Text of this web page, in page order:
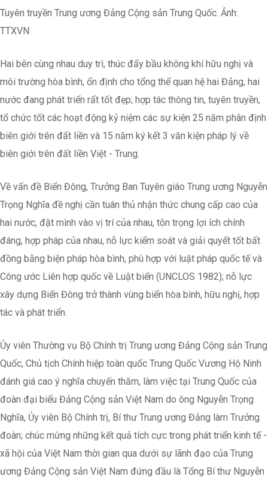
Tuyên truyền Trung ương Đảng Cộng sản Trung Quốc. Ảnh:
TTXVN
Hai bên cùng nhau duy trì, thúc đẩy bầu không khí hữu nghị và
môi trường hòa bình, ổn định cho tổng thể quan hệ hai Đảng, hai
nước đang phát triển rất tốt đẹp; hợp tác thông tin, tuyên truyền,
tổ chức tốt các hoạt động kỷ niệm các sự kiện 25 năm phân định
biên giới trên đất liền và 15 năm ký kết 3 văn kiện pháp lý về
biên giới trên đất liền Việt - Trung.
Về vấn đề Biển Đông, Trưởng Ban Tuyên giáo Trung ương Nguyễn
Trọng Nghĩa đề nghị cần tuân thủ nhận thức chung cấp cao của
hai nước, đặt mình vào vị trí của nhau, tôn trọng lợi ích chính
đáng, hợp pháp của nhau, nỗ lực kiểm soát và giải quyết tốt bất
đồng bằng biện pháp hòa bình, phù hợp với luật pháp quốc tế và
Công ước Liên hợp quốc về Luật biển (UNCLOS 1982); nỗ lực
xây dựng Biển Đông trở thành vùng biển hòa bình, hữu nghị, hợp
tác và phát triển.
Ủy viên Thường vụ Bộ Chính trị Trung ương Đảng Cộng sản Trung
Quốc, Chủ tịch Chính hiệp toàn quốc Trung Quốc Vương Hộ Ninh
đánh giá cao ý nghĩa chuyến thăm, làm việc tại Trung Quốc của
đoàn đại biểu Đảng Cộng sản Việt Nam do ông Nguyễn Trọng
Nghĩa, Ủy viên Bộ Chính trị, Bí thư Trung ương Đảng làm Trưởng
đoàn; chúc mừng những kết quả tích cực trong phát triển kinh tế -
xã hội của Việt Nam thời gian qua dưới sự lãnh đạo của Trung
ương Đảng Cộng sản Việt Nam đứng đầu là Tổng Bí thư Nguyễn